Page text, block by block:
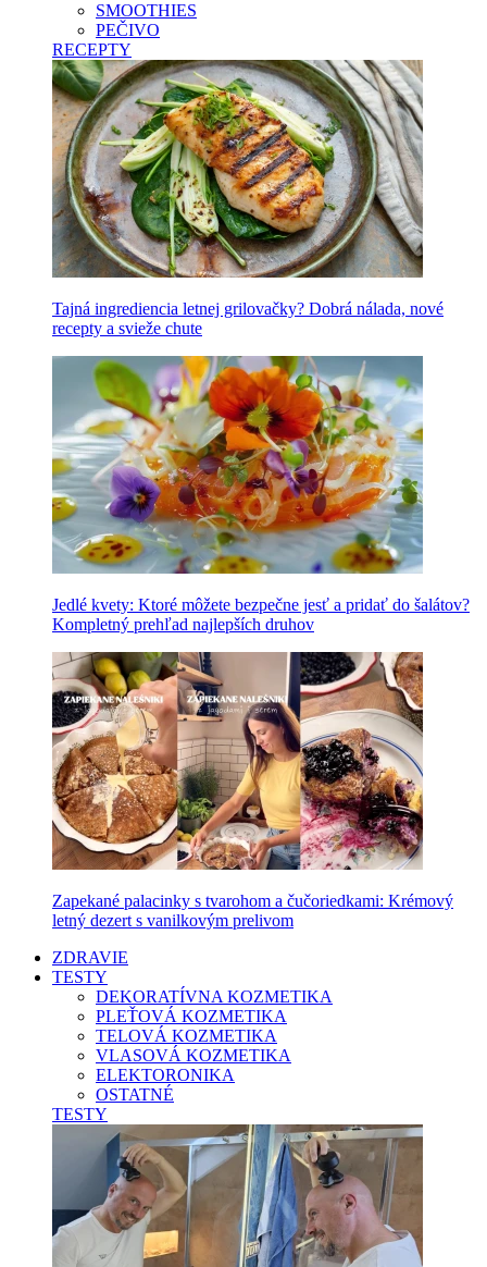
SMOOTHIES
PEČIVO
RECEPTY
Tajná ingrediencia letnej grilovačky? Dobrá nálada, nové
recepty a svieže chute
Jedlé kvety: Ktoré môžete bezpečne jesť a pridať do šalátov?
Kompletný prehľad najlepších druhov
Zapekané palacinky s tvarohom a čučoriedkami: Krémový
letný dezert s vanilkovým prelivom
ZDRAVIE
TESTY
DEKORATÍVNA KOZMETIKA
PLEŤOVÁ KOZMETIKA
TELOVÁ KOZMETIKA
VLASOVÁ KOZMETIKA
ELEKTORONIKA
OSTATNÉ
TESTY